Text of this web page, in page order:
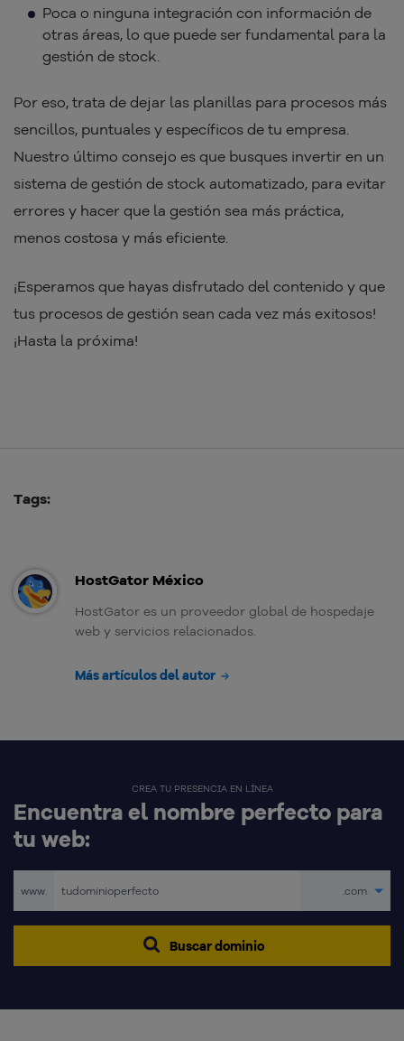
Poca o ninguna integración con información de
otras áreas, lo que puede ser fundamental para la
gestión de stock.
Por eso, trata de dejar las planillas para procesos más
sencillos, puntuales y específicos de tu empresa.
Nuestro último consejo es que busques invertir en un
sistema de gestión de stock automatizado, para evitar
errores y hacer que la gestión sea más práctica,
menos costosa y más eficiente.
¡Esperamos que hayas disfrutado del contenido y que
tus procesos de gestión sean cada vez más exitosos!
¡Hasta la próxima!
Tags:
HostGator México
HostGator es un proveedor global de hospedaje
web y servicios relacionados.
Más artículos del autor
CREA TU PRESENCIA EN LÍNEA
Encuentra el nombre perfecto para
tu web:
www. .com
Buscar dominio